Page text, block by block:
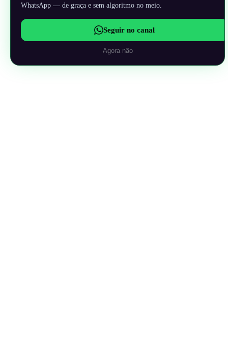
WhatsApp — de graça e sem algoritmo no meio.
Seguir no canal
Agora não